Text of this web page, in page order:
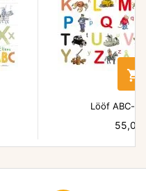

Lööf ABC-
Pris
55,00